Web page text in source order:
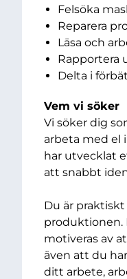
Felsöka
Reparera
Läsa och
Rapportera
Delta i
Vem vi söker
Vi söker dig
arbeta med el
har utvecklat
att snabbt
Du är
produktionen.
motiveras av
även att du
ditt arbete,